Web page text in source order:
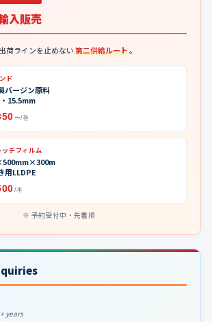
入販売
荷ラインを止めない第二供給ルート。
ド
バージン原料
15.5mm
〜/巻
ッチフィルム
用LLDPE
/本
予約受付中・先着順
years